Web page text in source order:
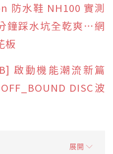
防水鞋 NH100 實測
鐘踩水坑全乾爽⋯網
板
啟動機能潮流新篇
DISC波
展開